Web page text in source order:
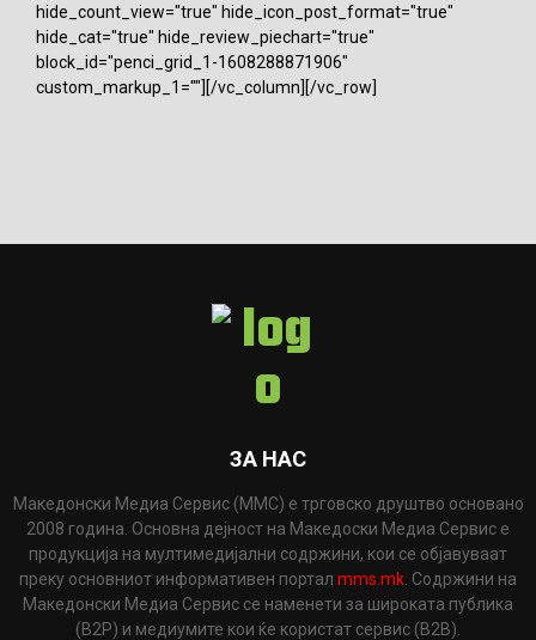
hide_count_view="true" hide_icon_post_format="true"
hide_cat="true" hide_review_piechart="true"
block_id="penci_grid_1-1608288871906"
custom_markup_1=""][/vc_column][/vc_row]
ЗА НАС
Македонски Медиа Сервис (ММС) е трговско друштво основано
2008 година. Основна дејност на Македоски Медиа Сервис е
продукција на мултимедијални содржини, кои се објавуваат
преку основниот информативен портал mms.mk . Содржини на
Македонски Медиа Сервис се наменети за широката публика
(B2P) и медиумите кои ќе користат сервис (B2B).